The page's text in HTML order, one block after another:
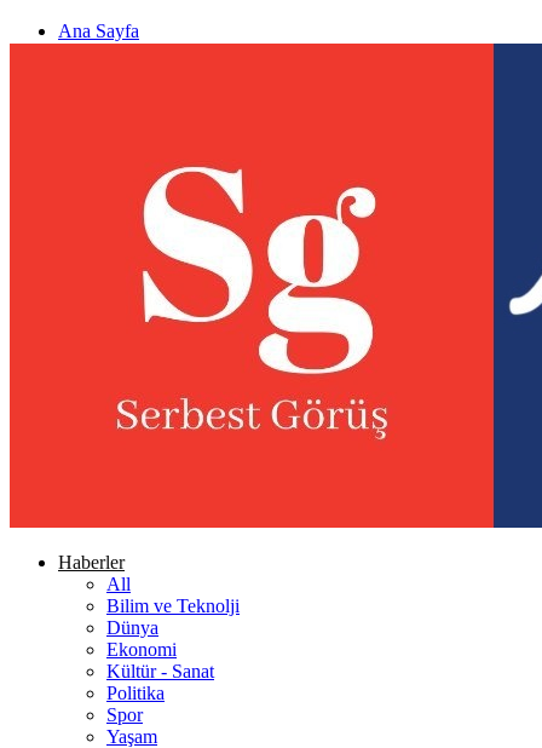
Ana Sayfa
Haberler
All
Bilim ve Teknolji
Dünya
Ekonomi
Kültür - Sanat
Politika
Spor
Yaşam